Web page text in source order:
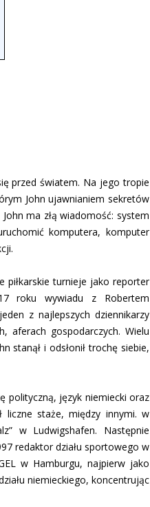
przed światem. Na jego tropie
John ujawnianiem sekretów
ma złą wiadomość: system
komputera, komputer
piłkarskie turnieje jako reporter
roku wywiadu z Robertem
z najlepszych dziennikarzy
aferach gospodarczych. Wielu
stanął i odsłonił trochę siebie,
polityczną, język niemiecki oraz
liczne staże, między innymi. w
w Ludwigshafen. Następnie
redaktor działu sportowego w
w Hamburgu, najpierw jako
niemieckiego, koncentrując